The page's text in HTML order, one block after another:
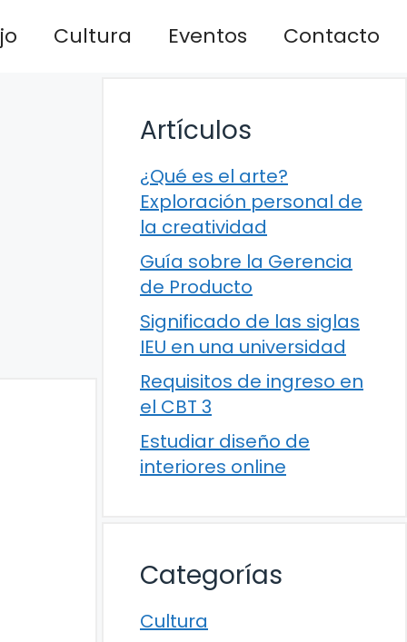
Cultura Eventos Contacto
Artículos
¿Qué es el arte?
Exploración personal de
la creatividad
Guía sobre la Gerencia
de Producto
Significado de las siglas
IEU en una universidad
Requisitos de ingreso en
el CBT 3
Estudiar diseño de
interiores online
Categorías
Cultura